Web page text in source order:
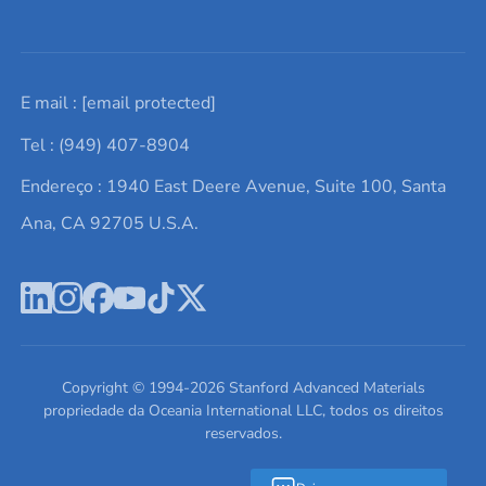
Lista de consultas
Termos e Condições
Política de Privacidade
Elementos de terras raras
Alvos de pulverização catódica
Ácido hialurônico
Promoções atuais
Notícias e blogs
Estudos de caso
Escreva para nós
E mail : [email protected]
Tel : (949) 407-8904
Endereço : 1940 East Deere Avenue, Suite 100, Santa
Ana, CA 92705 U.S.A.
Copyright © 1994-2026Stanford Advanced Materials
propriedade da Oceania International LLC, todos os direitos
reservados.